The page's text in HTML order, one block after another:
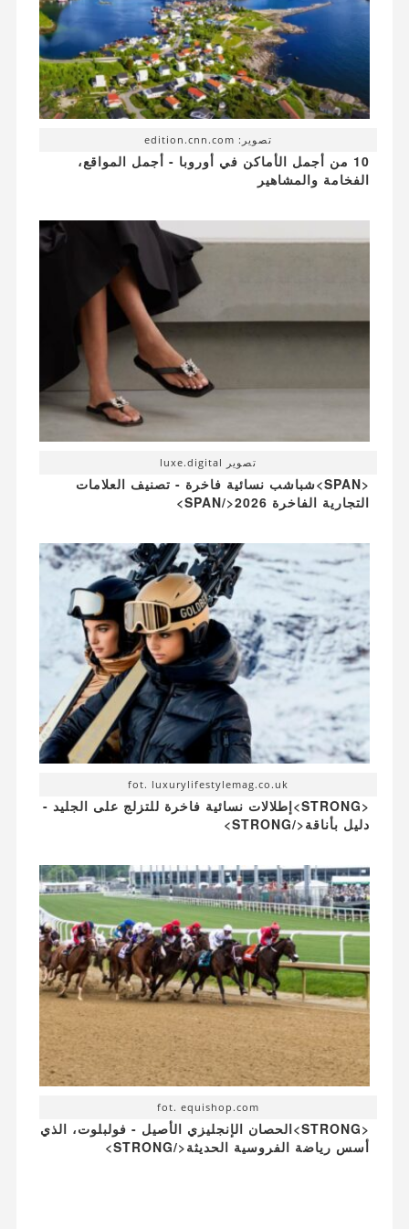
تصوير: edition.cnn.com
10 من أجمل الأماكن في أوروبا - أجمل المواقع،
الفخامة والمشاهير
تصوير luxe.digital
<SPAN>شباشب نسائية فاخرة - تصنيف العلامات
التجارية الفاخرة 2026</SPAN>
fot. luxurylifestylemag.co.uk
<STRONG>إطلالات نسائية فاخرة للتزلج على الجليد -
دليل بأناقة</STRONG>
fot. equishop.com
<STRONG>الحصان الإنجليزي الأصيل - فولبلوت، الذي
أسس رياضة الفروسية الحديثة</STRONG>